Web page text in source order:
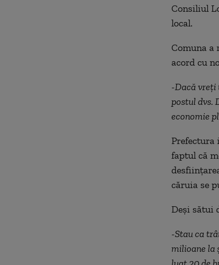
Consiliul
local.
Comuna a
acord cu
-Dacă vreți
postul dvs.
economie
Prefectura
faptul că
căruia se
Deși sătui
-Stau ca
milioane la